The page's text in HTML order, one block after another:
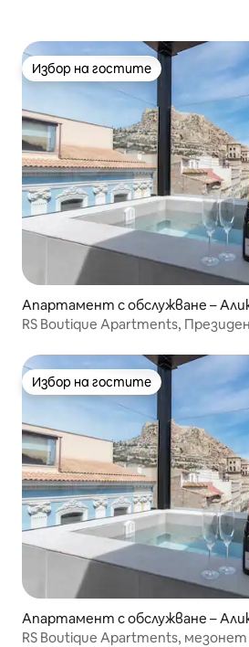
Избор на гостите
Избор на гостите
Апартамент с обслужване –
RS Boutique Apartments,
Избор на гостите
Избор на гостите
Апартамент с обслужване –
RS Boutique Apartments, мезонет